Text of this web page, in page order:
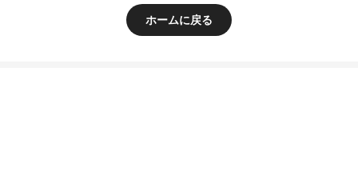
ホームに戻る